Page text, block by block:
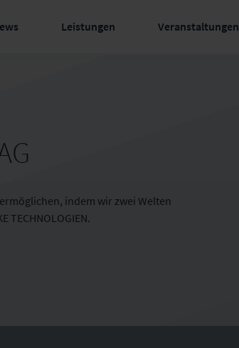
Leistungen Veranstaltungen
indem wir zwei Welten
TECHNOLOGIEN.